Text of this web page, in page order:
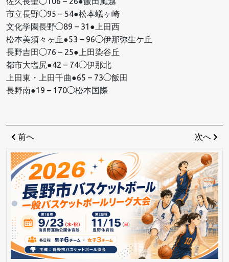
市立長野◯95 – 54●松本蟻ヶ崎
文化学園長野◯89 – 31●上田西
松本美須々ヶ丘●53 – 96◯伊那弥生ケ丘
長野吉田◯76 – 25●上田染谷丘
都市大塩尻●42 – 74◯伊那北
上田東・上田千曲●65 – 73◯飯田
長野南●19 – 170◯松本国際
投
ナ
ビ
ゲ
ー
シ
ョ
ン
前へ 次へ